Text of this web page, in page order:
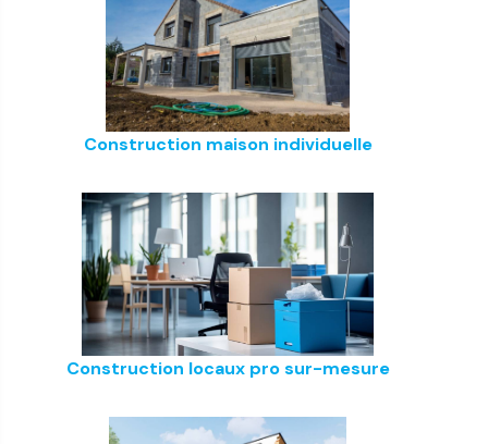
Construction maison individuelle
Construction locaux pro sur-mesure